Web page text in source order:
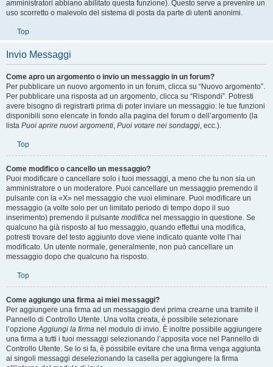
usando il modulo di invio posta interno (ammesso, ovviamente, che gli
amministratori abbiano abilitato questa funzione). Questo serve a prevenire un
Invio Messaggi
Come apro un argomento o invio un messaggio in un forum?
Per pubblicare un nuovo argomento in un forum, clicca su “Nuovo argomento”.
Per pubblicare una risposta ad un argomento, clicca su “Rispondi”. Potresti
avere bisogno di registrarti prima di poter inviare un messaggio: le tue funzioni
disponibili sono elencate in fondo alla pagina del forum o dell’argomento (la
Top
Come modifico o cancello un messaggio?
Puoi modificare o cancellare solo i tuoi messaggi, a meno che tu non sia un
amministratore o un moderatore. Puoi cancellare un messaggio premendo il
pulsante con la «X» nel messaggio che vuoi eliminare. Puoi modificare un
messaggio (a volte solo per un limitato periodo di tempo dopo il suo
inserimento) premendo il pulsantemodifica nel messaggio in questione. Se
qualcuno ha già risposto al tuo messaggio, quando effettui una modifica,
potresti trovare del testo aggiunto dove viene indicato quante volte l’hai
modificato. Un utente normale, generalmente, non può cancellare un
Top
Come aggiungo una firma ai miei messaggi?
Per aggiungere una firma ad un messaggio devi prima crearne una tramite il
Pannello di Controllo Utente. Una volta creata, è possibile selezionare
l’opzione Aggiungi la firmanel modulo di invio. È inoltre possibile aggiungere
una firma a tutti i tuoi messaggi selezionando l’apposita voce nel Pannello di
Controllo Utente. Se lo si fa, è possibile evitare che una firma venga aggiunta